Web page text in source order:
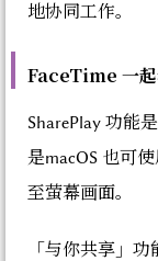
地协同工作。
FaceTime 一
SharePlay 功能
是macOS 也可
至萤幕画面。
「与你共享」